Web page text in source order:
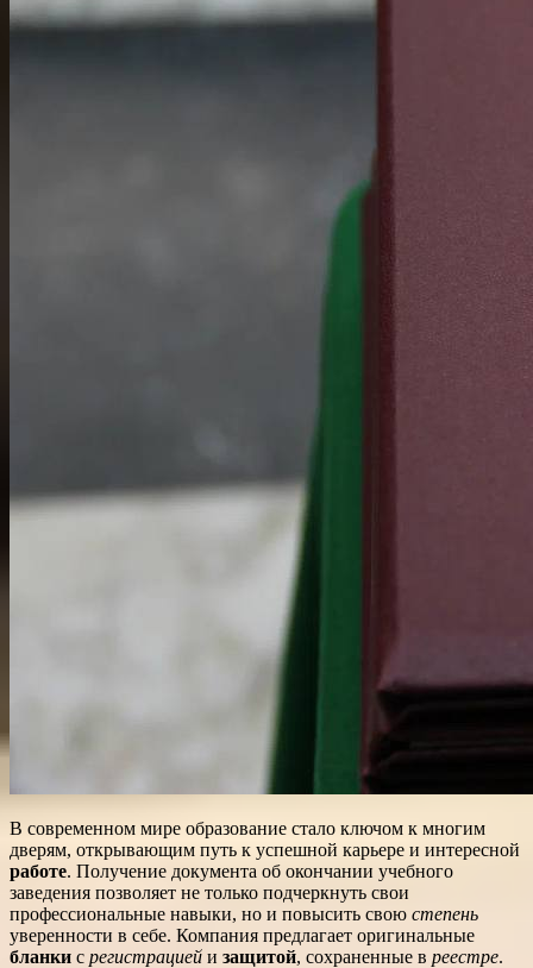
В современном мире образование стало ключом к многим
дверям, открывающим путь к успешной карьере и интересной
работе. Получение документа об окончании учебного
заведения позволяет не только подчеркнуть свои
профессиональные навыки, но и повысить свою степень
уверенности в себе. Компания предлагает оригинальные
бланки с регистрацией и защитой, сохраненные в реестре.